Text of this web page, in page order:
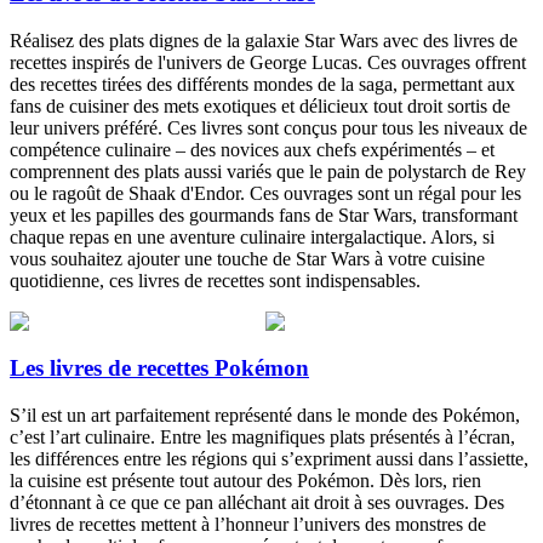
Réalisez des plats dignes de la galaxie Star Wars avec des livres de
recettes inspirés de l'univers de George Lucas. Ces ouvrages offrent
des recettes tirées des différents mondes de la saga, permettant aux
fans de cuisiner des mets exotiques et délicieux tout droit sortis de
leur univers préféré. Ces livres sont conçus pour tous les niveaux de
compétence culinaire – des novices aux chefs expérimentés – et
comprennent des plats aussi variés que le pain de polystarch de Rey
ou le ragoût de Shaak d'Endor. Ces ouvrages sont un régal pour les
yeux et les papilles des gourmands fans de Star Wars, transformant
chaque repas en une aventure culinaire intergalactique. Alors, si
vous souhaitez ajouter une touche de Star Wars à votre cuisine
quotidienne, ces livres de recettes sont indispensables.
Les livres de recettes Pokémon
S’il est un art parfaitement représenté dans le monde des Pokémon,
c’est l’art culinaire. Entre les magnifiques plats présentés à l’écran,
les différences entre les régions qui s’expriment aussi dans l’assiette,
la cuisine est présente tout autour des Pokémon. Dès lors, rien
d’étonnant à ce que ce pan alléchant ait droit à ses ouvrages. Des
livres de recettes mettent à l’honneur l’univers des monstres de